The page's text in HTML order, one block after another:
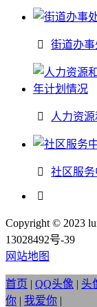
街道办
人力资
社区服
Copyright © 2023
13028492号-39
网站地图
首页 | QQ头像 | 头
你 | 我爱你 |